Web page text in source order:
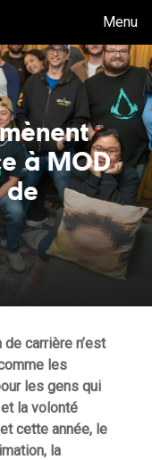
Menu
à MOD
de
carrière n’est
les
les gens qui
la volonté
cette année, le
la